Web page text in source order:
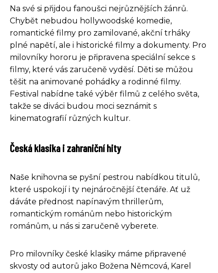
Na své si přijdou fanoušci nejrůznějších žánrů.
Chybět nebudou hollywoodské komedie,
romantické filmy pro zamilované, akční trháky
plné napětí, ale i historické filmy a dokumenty. Pro
milovníky hororu je připravena speciální sekce s
filmy, které vás zaručeně vyděsí. Děti se můžou
těšit na animované pohádky a rodinné filmy.
Festival nabídne také výběr filmů z celého světa,
takže se diváci budou moci seznámit s
kinematografií různých kultur.
Česká klasika i zahraniční hity
Naše knihovna se pyšní pestrou nabídkou titulů,
které uspokojí i ty nejnáročnější čtenáře. Ať už
dáváte přednost napínavým thrillerům,
romantickým románům nebo historickým
románům, u nás si zaručeně vyberete.
Pro milovníky české klasiky máme připravené
skvosty od autorů jako Božena Němcová, Karel